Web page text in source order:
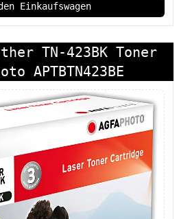
Einkaufswagen
TN-423BK Toner
APTBTN423BE